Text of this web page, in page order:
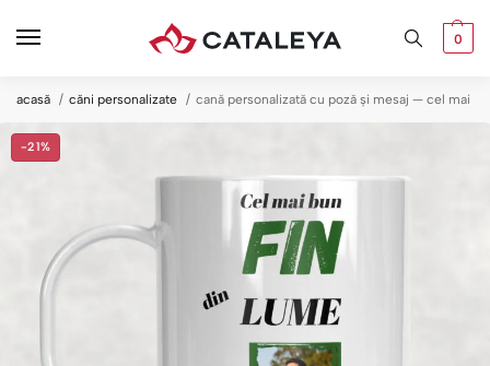
0
acasă căni personalizate cană personalizată cu poză și mesaj — cel mai
-21%